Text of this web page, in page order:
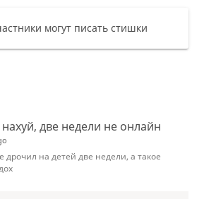
могут писать стишки
две недели не онлайн
дрочил на детей две недели, а такое